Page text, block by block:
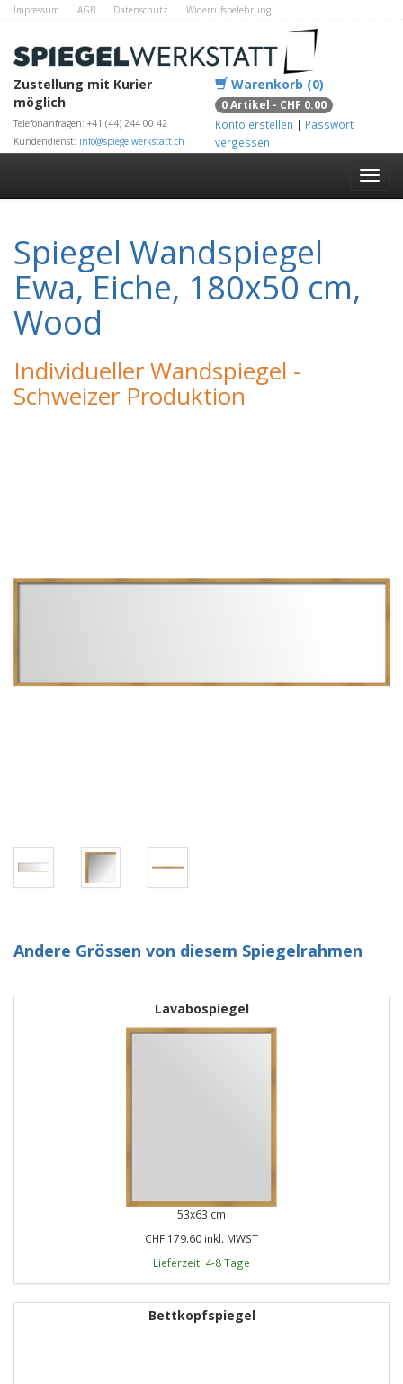
Impressum AGB Datenschutz
Widerrufsbelehrung
Zustellung mit Kurier
möglich
Telefonanfragen: +41 (44) 244 00 42
Kundendienst: info@spiegelwerkstatt.ch
Warenkorb (0)
0 Artikel - CHF 0.00
Konto erstellen | Passwort
vergessen
Spiegel Wandspiegel
Ewa, Eiche, 180x50 cm,
Wood
Individueller Wandspiegel -
Schweizer Produktion
Andere Grössen von diesem Spiegelrahmen
Lavabospiegel
53x63 cm
CHF 179.60 inkl. MWST
Lieferzeit: 4-8 Tage
Bettkopfspiegel